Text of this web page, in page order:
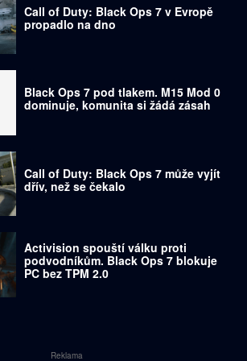
Call of Duty: Black Ops 7 v Evropě
propadlo na dno
Black Ops 7 pod tlakem. M15 Mod 0
dominuje, komunita si žádá zásah
Call of Duty: Black Ops 7 může vyjít
dřív, než se čekalo
Activision spouští válku proti
podvodníkům. Black Ops 7 blokuje
PC bez TPM 2.0
Reklama